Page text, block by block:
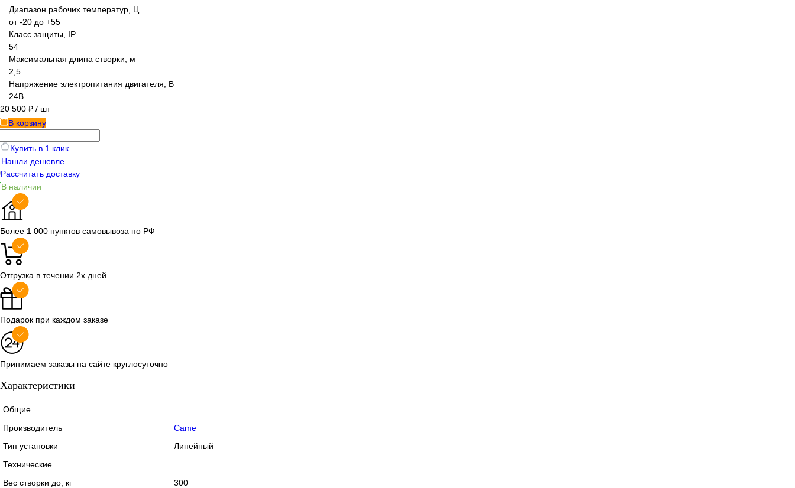
Диапазон рабочих температур, Ц
от -20 до +55
Класс защиты, IP
54
Максимальная длина створки, м
2,5
Напряжение электропитания двигателя, В
24В
20 500 ₽ / шт
В корзину
Купить в 1 клик
Нашли дешевле
Рассчитать доставку
В наличии
Более 1 000 пунктов самовывоза по РФ
Отгрузка в течении 2х дней
Подарок при каждом заказе
Принимаем заказы на сайте круглосуточно
Характеристики
Общие
Производитель
Came
Тип установки
Линейный
Технические
Вес створки до, кг
300